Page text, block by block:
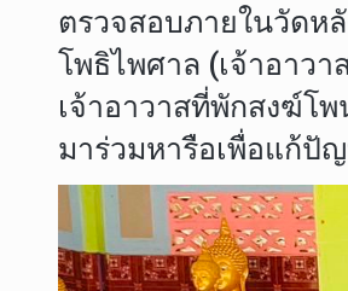
ตรวจสอบภายในวัดห
โพธิไพศาล (เจ้าอาว
เจ้าอาวาสที่พักสงฆ์โ
มาร่วมหารือเพื่อแก้ปั